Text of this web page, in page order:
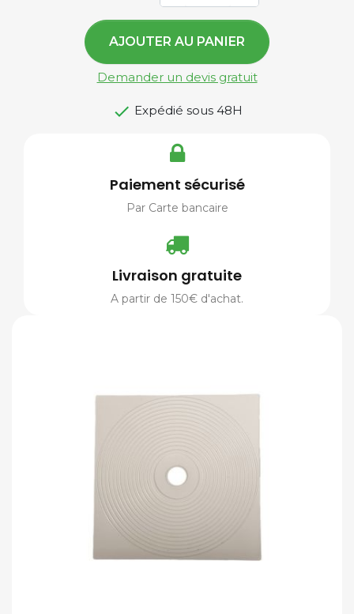
AJOUTER AU PANIER
Demander un devis gratuit
 Expédié sous 48H
Paiement sécurisé
Par Carte bancaire
Livraison gratuite
A partir de 150€ d'achat.